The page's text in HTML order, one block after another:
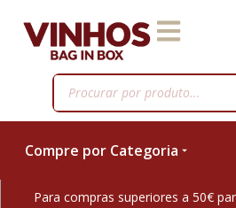
Compre por Categoria
Para compras superiores a 50€